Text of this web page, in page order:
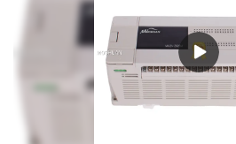
kundenspezifisch Produkt ist verfügbar.